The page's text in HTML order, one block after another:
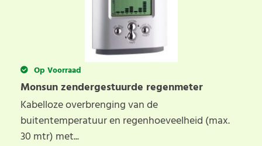
Op Voorraad
Monsun zendergestuurde regenmeter
Kabelloze overbrenging van de
buitentemperatuur en regenhoeveelheid (max.
30 mtr) met...